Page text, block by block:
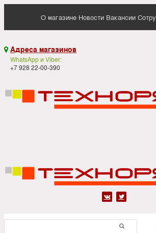
О магазине Новости Вакансии
 Адреса магазинов
WhatsApp и Viber:
+7 928 22-00-390
 